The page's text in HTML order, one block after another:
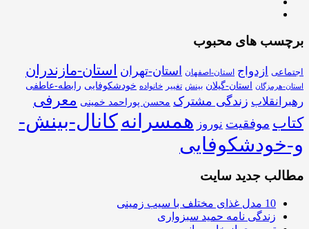
برچسب های محبوب
اجتماعی ازدواج استان-اصفهان استان-تهران استان-مازندران
استان-هرمزگان استان-گیلان بینش تغییر خانواده خودشکوفایی رابطه-عاطفی
رهبرانقلاب زندگی مشترک محسن پوراحمد خمینی معرفی
کتاب موفقیت نوروز همسرانهکانال-بینش-
و-خودشکوفایی
مطالب جدید سایت
10 مدل غذای مختلف با سیب زمینی
زندگی نامه حمید سبزواری